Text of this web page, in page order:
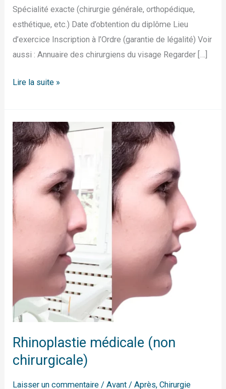
Spécialité exacte (chirurgie générale, orthopédique,
esthétique, etc.) Date d’obtention du diplôme Lieu
d’exercice Inscription à l’Ordre (garantie de légalité) Voir
aussi : Annuaire des chirurgiens du visage Regarder […]
Lire la suite »
Rhinoplastie médicale (non
chirurgicale)
Laisser un commentaire /Avant / Après,Chirurgie
Rhinoplastie
médicale
(non
chirurgicale)